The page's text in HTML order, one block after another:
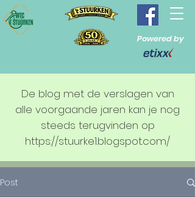
Powered by
De blog met de verslagen van
alle voorgaande jaren kan je nog
steeds terugvinden op
https://stuurke1.blogspot.com/
Post